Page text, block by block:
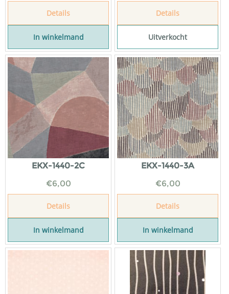
Details
In winkelmand
Details
Uitverkocht
EKX-1440-2C
€6,00
Details
In winkelmand
EKX-1440-3A
€6,00
Details
In winkelmand